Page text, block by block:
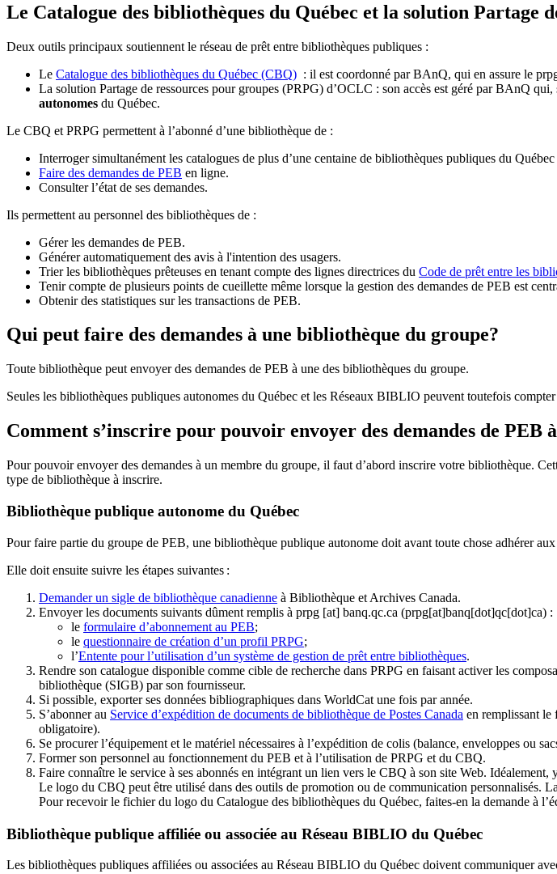
Le Catalogue des bibliothèques du Québec et la solution Partage
Deux outils principaux soutiennent le réseau de prêt entre bibliothèques publiques :
Le Catalogue des bibliothèques du Québec (CBQ) : il est coordonné par BAnQ, qui en assure le
La solution Partage de ressources pour groupes (PRPG) d’OCLC : son accès est géré par BAnQ
autonomes du Québec.
Le CBQ et PRPG permettent à l’abonné d’une bibliothèque de :
Interroger simultanément les catalogues de plus d’une centaine de bibliothèques publiques du
Faire des demandes de PEB en ligne.
Consulter l’état de ses demandes.
Ils permettent au personnel des bibliothèques de :
Gérer les demandes de PEB.
Générer automatiquement des avis à l'intention des usagers.
Trier les bibliothèques prêteuses en tenant compte des lignes directrices du Code de prêt entre les
Tenir compte de plusieurs points de cueillette même lorsque la gestion des demandes de PEB est
Obtenir des statistiques sur les transactions de PEB.
Qui peut faire des demandes à une bibliothèque du groupe?
Toute bibliothèque peut envoyer des demandes de PEB à une des bibliothèques du groupe.
Seules les bibliothèques publiques autonomes du Québec et les Réseaux BIBLIO peuvent toutefois
Comment s’inscrire pour pouvoir envoyer des demandes de PEB
Pour pouvoir envoyer des demandes à un membre du groupe, il faut d’abord inscrire votre bibliothèque.
type de bibliothèque à inscrire.
Bibliothèque publique autonome du Québec
Pour faire partie du groupe de PEB, une bibliothèque publique autonome doit avant toute chose adhérer
Elle doit ensuite suivre les étapes suivantes :
Demander un sigle de bibliothèque canadienne à Bibliothèque et Archives Canada.
Envoyer les documents suivants dûment remplis à prpg [at] banq.qc.ca (prpg[at]banq[dot]qc[dot]ca) :
le formulaire d’abonnement au PEB;
le questionnaire de création d’un profil PRPG;
l’Entente pour l’utilisation d’un système de gestion de prêt entre bibliothèques.
Rendre son catalogue disponible comme cible de recherche dans PRPG en faisant activer les
bibliothèque (SIGB) par son fournisseur.
Si possible, exporter ses données bibliographiques dans WorldCat une fois par année.
S’abonner au Service d’expédition de documents de bibliothèque de Postes Canada en remplissant le
obligatoire).
Se procurer l’équipement et le matériel nécessaires à l’expédition de colis (balance, enveloppes ou
Former son personnel au fonctionnement du PEB et à l’utilisation de PRPG et du CBQ.
Faire connaître le service à ses abonnés en intégrant un lien vers le CBQ à son site Web.
Le logo du CBQ peut être utilisé dans des outils de promotion ou de communication personnalisés.
Pour recevoir le fichier du logo du Catalogue des bibliothèques du Québec, faites-en la demande à
Bibliothèque publique affiliée ou associée au Réseau BIBLIO du Québec
Les bibliothèques publiques affiliées ou associées au Réseau BIBLIO du Québec doivent communiquer